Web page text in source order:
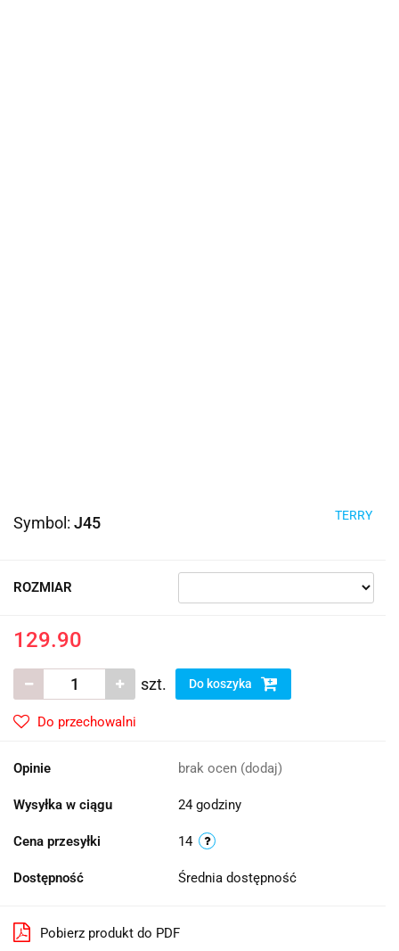
Symbol: J45 TERRY
ROZMIAR
129.90
szt. Do koszyka
Do przechowalni
Opinie brak ocen (dodaj)
Wysyłka w ciągu 24 godziny
Cena przesyłki 14
Dostępność Średnia dostępność
Pobierz produkt do PDF